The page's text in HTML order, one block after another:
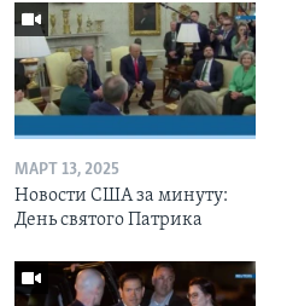
МАРТ 13, 2025
Новости США за минуту:
День святого Патрика